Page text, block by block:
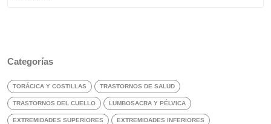
Categorías
TORÁCICA Y COSTILLAS TRASTORNOS DE SALUD
TRASTORNOS DEL CUELLO LUMBOSACRA Y PÉLVICA
EXTREMIDADES SUPERIORES EXTREMIDADES INFERIORES